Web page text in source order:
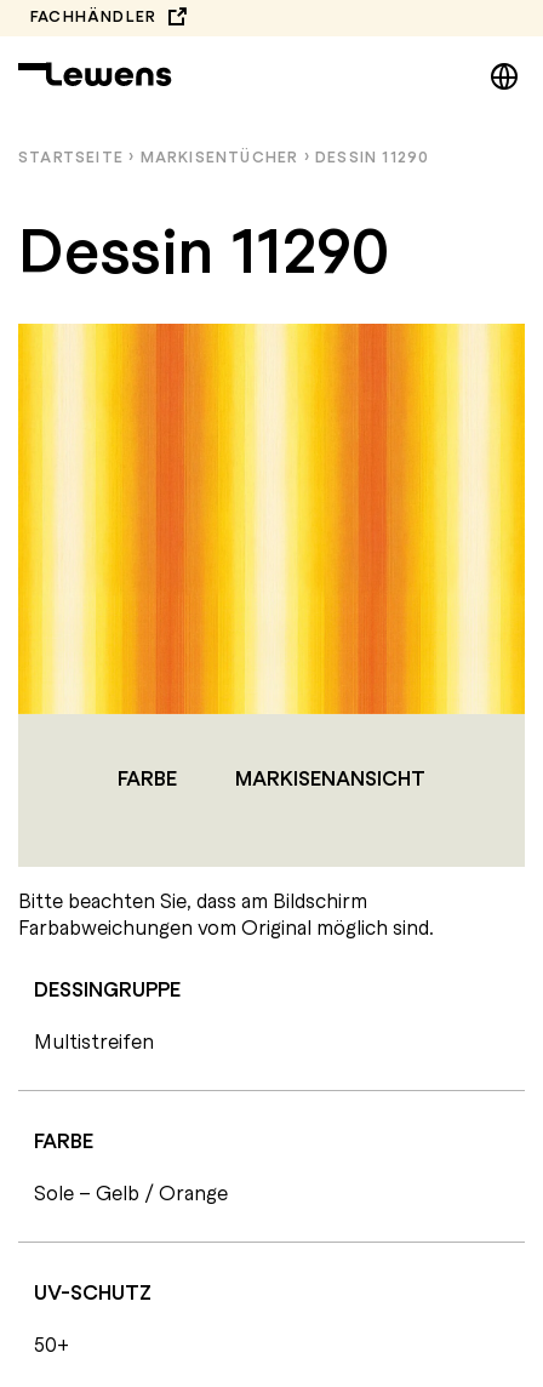
Zum
Inhalt
springen
FACHHÄNDLER
DE
STARTSEITE › MARKISEN­TÜCHER › DESSIN 11290
Dessin 11290
FARBE MARKISENANSICHT
Bitte beachten Sie, dass am Bildschirm
Farbabweichungen vom Original möglich sind.
DESSINGRUPPE
Multistreifen
FARBE
Sole – Gelb / Orange
UV-SCHUTZ
50+